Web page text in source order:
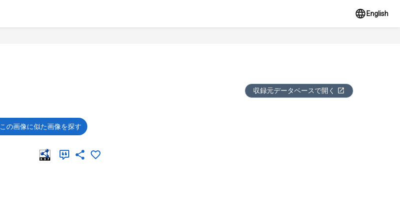
English
収録元データベースで開く
この画像に似た画像を探す